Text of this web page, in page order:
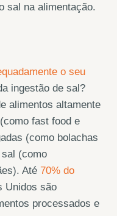
sal na alimentação.
o seu
ingestão de sal?
alimentos altamente
fast food e
(como bolachas
(como
Até70% do
Unidos são
processados e